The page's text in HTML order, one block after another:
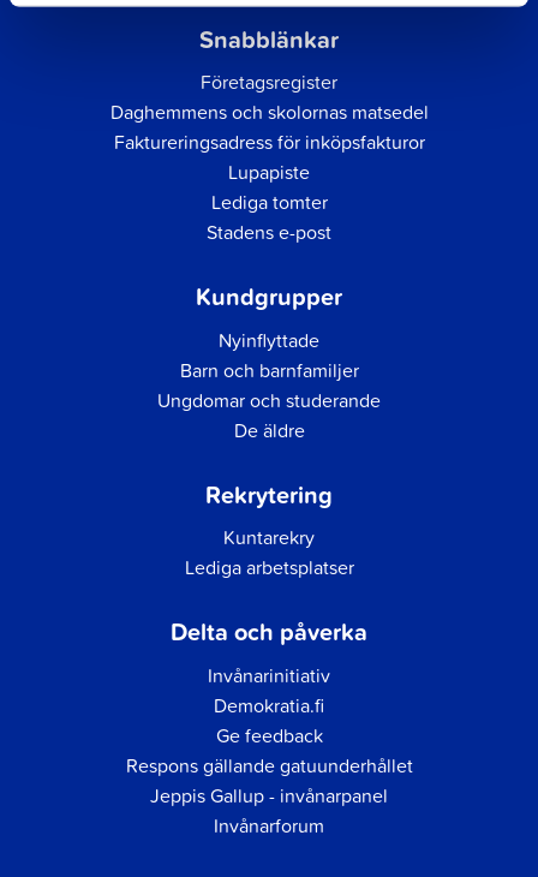
Snabblänkar
Företagsregister
Daghemmens och skolornas matsedel
Faktureringsadress för inköpsfakturor
Lupapiste
Lediga tomter
Stadens e-post
Kundgrupper
Nyinflyttade
Barn och barnfamiljer
Ungdomar och studerande
De äldre
Rekrytering
Kuntarekry
Lediga arbetsplatser
Delta och påverka
Invånarinitiativ
Demokratia.fi
Ge feedback
Respons gällande gatuunderhållet
Jeppis Gallup - invånarpanel
Invånarforum